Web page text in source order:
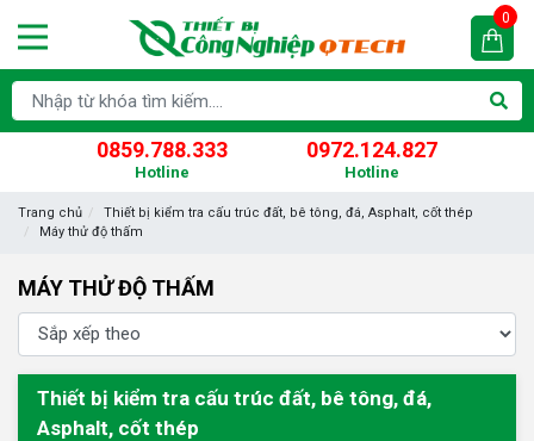
0859.788.333
Hotline
0972.124.827
Hotline
0
Trang chủ
Thiết bị kiểm tra cấu trúc đất, bê tông, đá, Asphalt, cốt thép
Máy thử độ thấm
MÁY THỬ ĐỘ THẤM
Thiết bị kiểm tra cấu trúc đất, bê tông, đá,
Asphalt, cốt thép